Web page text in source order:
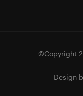
©Copyright
Design